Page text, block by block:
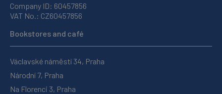
Company ID: 60457856
VAT No.: CZ60457856
Bookstores and café
Václavské náměstí 34, Praha
Národní 7, Praha
Na Florenci 3, Praha